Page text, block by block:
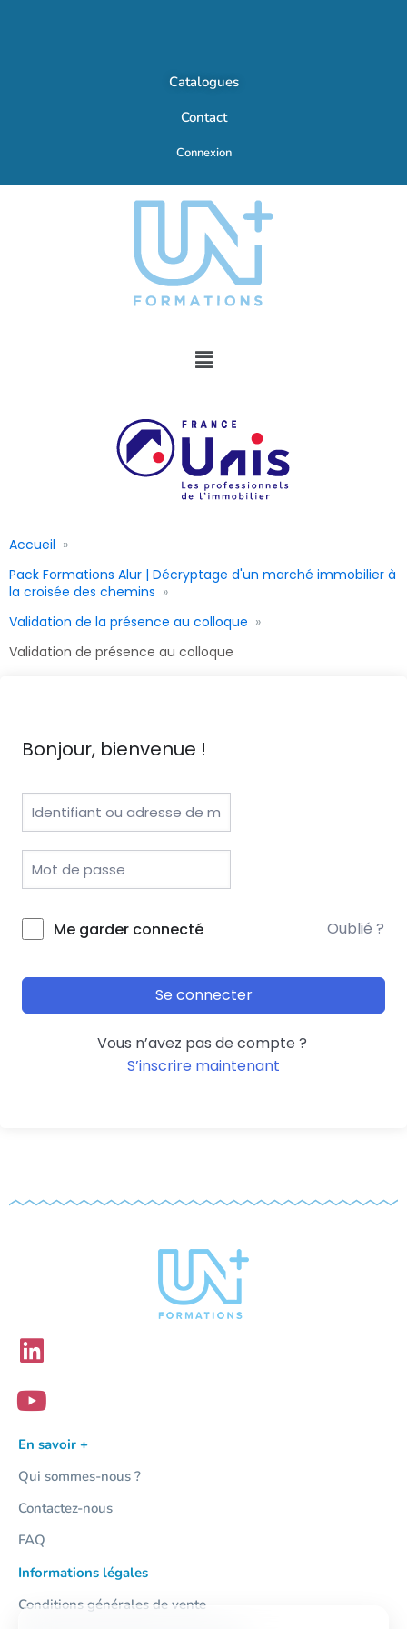
Catalogues
Contact
Connexion
Accueil
Pack Formations Alur | Décryptage d'un marché immobilier à
la croisée des chemins
Validation de la présence au colloque
Validation de présence au colloque
Bonjour, bienvenue !
Me garder connecté Oublié ?
Se connecter
Vous n’avez pas de compte ?
S’inscrire maintenant
En savoir +
Qui sommes-nous ?
Contactez-nous
FAQ
Informations légales
Conditions générales de vente